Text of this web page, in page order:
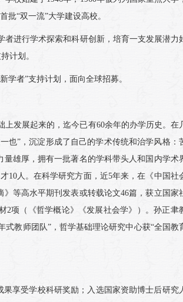
批“双一流”大学建设高校。
进行学术探索和科研创新，培育一支发展潜力
计划。
学者”支持计划，面向全球招募。
上发展起来的，迄今已有60余年的办学历史。在
也”，沉淀形成了自己的学术传统和治学风格：
雄厚，拥有一批著名的学科带头人和国内学术
10人。在科学研究方面，近5年来，在《中国社
等高水平期刊发表或转载论文46篇，获立国家
2项（《哲学概论》《发展社会学》）。孙正聿
式教师团队”，哲学基础理论研究中心获“全国教
享受学校科研奖励；入选国家资助博士后研究